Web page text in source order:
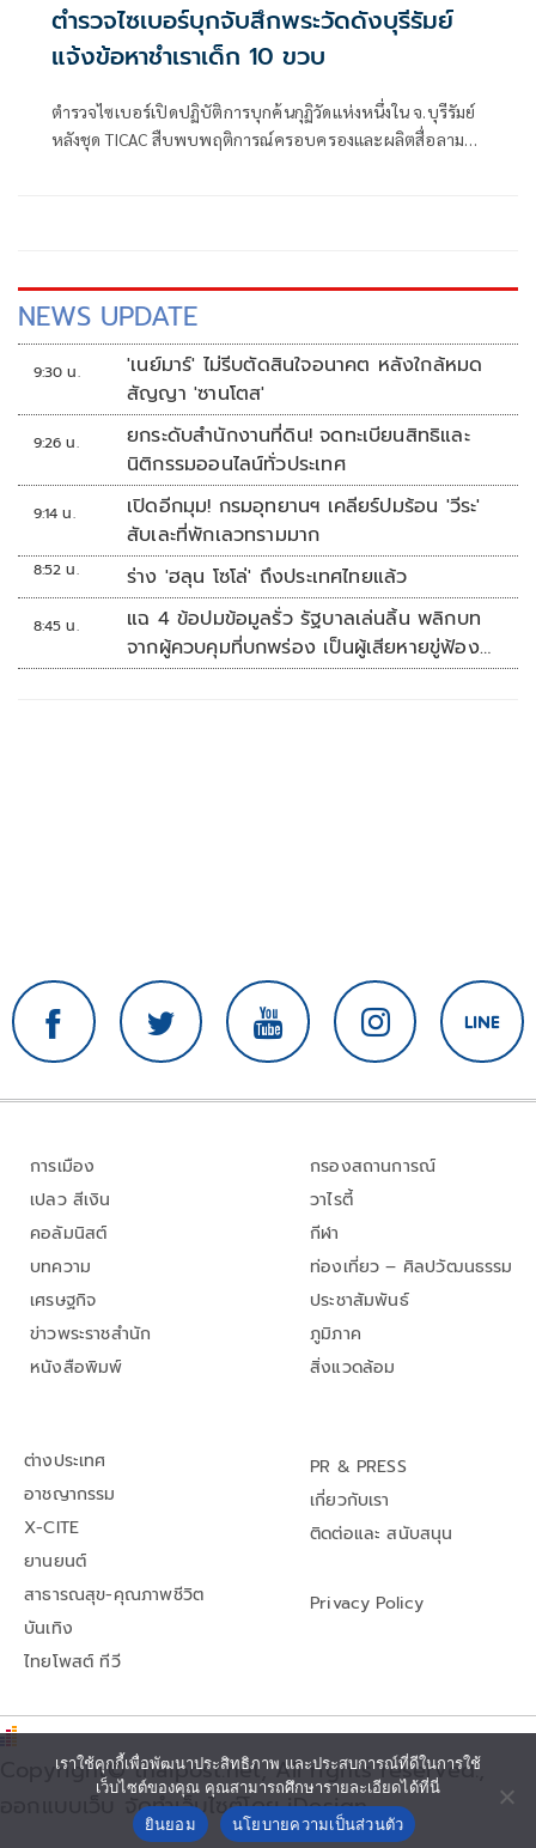
ตำรวจไซเบอร์บุกจับสึกพระวัดดังบุรีรัมย์
แจ้งข้อหาชำเราเด็ก 10 ขวบ
ตำรวจไซเบอร์เปิดปฏิบัติการบุกค้นกุฏิวัดแห่งหนึ่งใน จ.บุรีรัมย์
หลังชุด TICAC สืบพบพฤติการณ์ครอบครองและผลิตสื่อลามก
NEWS UPDATE
9:30 น.
'เนย์มาร์' ไม่รีบตัดสินใจอนาคต หลังใกล้หมด
สัญญา 'ซานโตส'
9:26 น.
ยกระดับสำนักงานที่ดิน! จดทะเบียนสิทธิและ
นิติกรรมออนไลน์ทั่วประเทศ
9:14 น.
เปิดอีกมุม! กรมอุทยานฯ เคลียร์ปมร้อน 'วีระ'
สับเละที่พักเลวทรามมาก
8:52 น. ร่าง 'ฮลุน โซโล่' ถึงประเทศไทยแล้ว
8:45 น.
แฉ 4 ข้อปมข้อมูลรั่ว รัฐบาลเล่นลิ้น พลิกบท
จากผู้ควบคุมที่บกพร่อง เป็นผู้เสียหายขู่ฟ้อง
คนเอาความจริงมาพูด
การเมือง
เปลว สีเงิน
คอลัมนิสต์
บทความ
เศรษฐกิจ
ข่าวพระราชสำนัก
หนังสือพิมพ์
กรองสถานการณ์
วาไรตี้
กีฬา
ท่องเที่ยว – ศิลปวัฒนธรรม
ประชาสัมพันธ์
ภูมิภาค
สิ่งแวดล้อม
ต่างประเทศ
อาชญากรรม
X-CITE
ยานยนต์
สาธารณสุข-คุณภาพชีวิต
บันเทิง
ไทยโพสต์ ทีวี
PR & PRESS
เกี่ยวกับเรา
ติดต่อและ สนับสนุน
Privacy Policy
Copyright© thaipost.net, All rights reserved.,
ออกแบบเว็บ จัดทำเว็บไซต์โดย iDesign
เราใช้คุกกี้เพื่อพัฒนาประสิทธิภาพ และประสบการณ์ที่ดีในการใช้
เว็บไซต์ของคุณ คุณสามารถศึกษารายละเอียดได้ที่นี่
ยินยอม
นโยบายความเป็นส่วนตัว